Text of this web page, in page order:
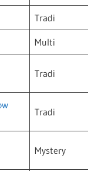
Tradi
Multi
Tradi
Tradi
Mystery